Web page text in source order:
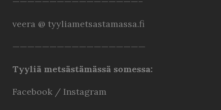
veera @ tyyliametsastamassa.fi
——————————————————
Tyyliä metsästämässä somessa:
Facebook / Instagram